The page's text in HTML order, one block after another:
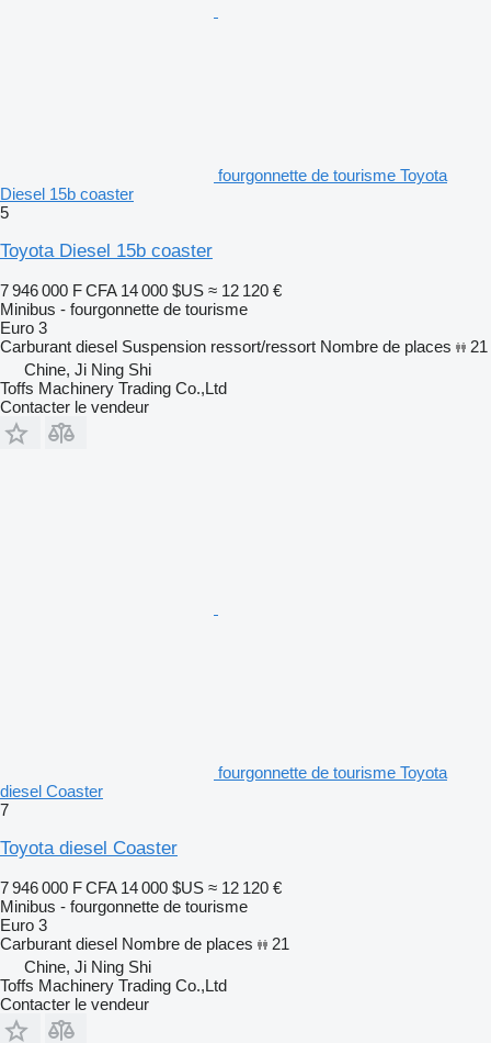
fourgonnette de tourisme Toyota
Diesel 15b coaster
5
Toyota Diesel 15b coaster
7 946 000 F CFA 14 000 $US ≈ 12 120 €
Minibus - fourgonnette de tourisme
Euro 3
Carburant diesel Suspension ressort/ressort Nombre de places
21
Chine, Ji Ning Shi
Toffs Machinery Trading Co.,Ltd
Contacter le vendeur
fourgonnette de tourisme Toyota
diesel Coaster
7
Toyota diesel Coaster
7 946 000 F CFA 14 000 $US ≈ 12 120 €
Minibus - fourgonnette de tourisme
Euro 3
Carburant diesel Nombre de places
21
Chine, Ji Ning Shi
Toffs Machinery Trading Co.,Ltd
Contacter le vendeur